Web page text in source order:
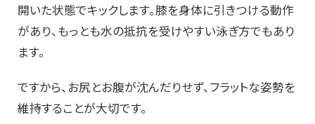
開いた状態でキックします。膝を身体に引きつける動作
があり、もっとも水の抵抗を受けやすい泳ぎ方でもあり
ます。
ですから、お尻とお腹が沈んだりせず、フラットな姿勢を
維持することが大切です。